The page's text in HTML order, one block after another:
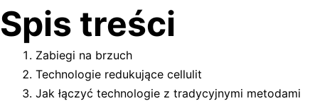
Spis treści
Zabiegi na brzuch
Technologie redukujące cellulit
Jak łączyć technologie z tradycyjnymi metodami